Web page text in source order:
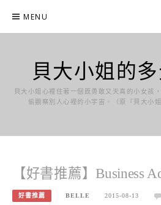
content
MENU
貝大小姐的
貝大小姐心裡住著一個既勇敢又天真的小女孩
偷觀察別人心裡的小宇宙。（原『貝大小
【好書推薦】Business
好書推薦 BELLE 2015-08-13